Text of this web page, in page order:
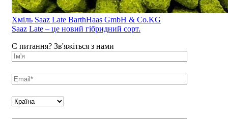
Хміль Saaz Late BarthHaas GmbH & Co.KG
Saaz Late – це новий гібридний сорт.
Є питання? Зв'яжіться з нами